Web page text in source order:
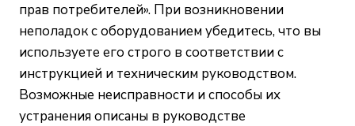
прав потребителей». При возникновении
неполадок с оборудованием убедитесь, что вы
используете его строго в соответствии с
инструкцией и техническим руководством.
Возможные неисправности и способы их
устранения описаны в руководстве